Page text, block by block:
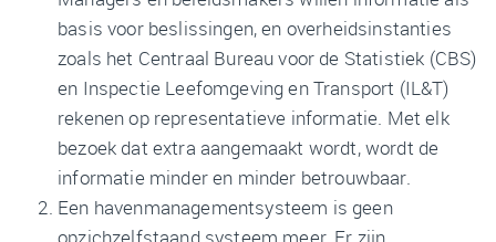
basis voor beslissingen, en overheidsinstanties
zoals het Centraal Bureau voor de Statistiek (CBS)
en Inspectie Leefomgeving en Transport (IL&T)
rekenen op representatieve informatie. Met elk
bezoek dat extra aangemaakt wordt, wordt de
informatie minder en minder betrouwbaar.
Een havenmanagementsysteem is geen
opzichzelfstaand systeem meer. Er zijn